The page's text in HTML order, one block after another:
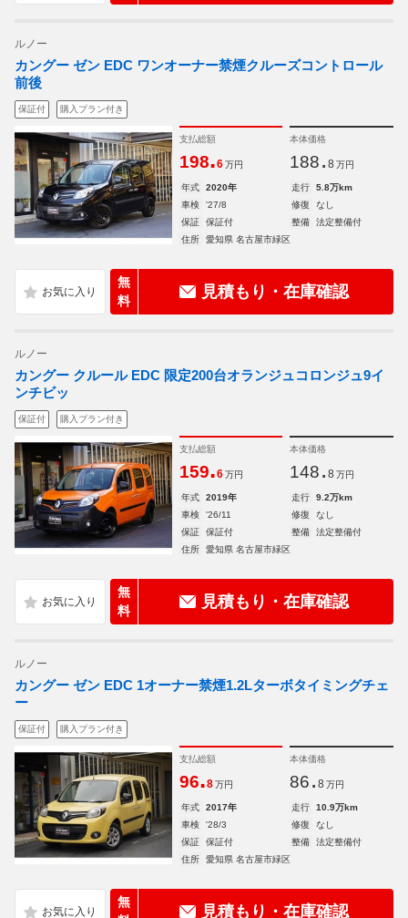
ルノー
カングー ゼン EDC ワンオーナー禁煙クルーズコントロール
前後
保証付 購入プラン付き
支払総額
198.6 万円
本体価格
188. 8 万円
年式 2020年 走行
5.8万km
車検
'27/8 修復
なし
保証
保証付 整備
法定整備付
住所
愛知県 名古屋市緑区
無
料
見積もり・在庫確認
ルノー
カングー クルール EDC 限定200台オランジュコロンジュ9イ
ンチビッ
保証付 購入プラン付き
支払総額
159.6 万円
本体価格
148. 8 万円
年式 2019年 走行
9.2万km
車検
'26/11 修復
なし
保証
保証付 整備
法定整備付
住所
愛知県 名古屋市緑区
無
料
見積もり・在庫確認
ルノー
カングー ゼン EDC 1オーナー禁煙1.2Lターボタイミングチェ
ー
保証付 購入プラン付き
支払総額
96.8 万円
本体価格
86. 8 万円
年式 2017年 走行
10.9万km
車検
'28/3 修復
なし
保証
保証付 整備
法定整備付
住所
愛知県 名古屋市緑区
無
見積もり・在庫確認